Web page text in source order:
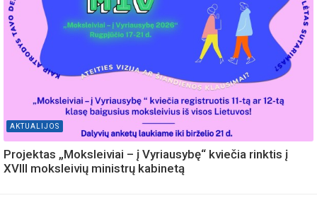
AKTUALIJOS
Projektas „Moksleiviai – į Vyriausybę“ kviečia rinktis į
XVIII moksleivių ministrų kabinetą